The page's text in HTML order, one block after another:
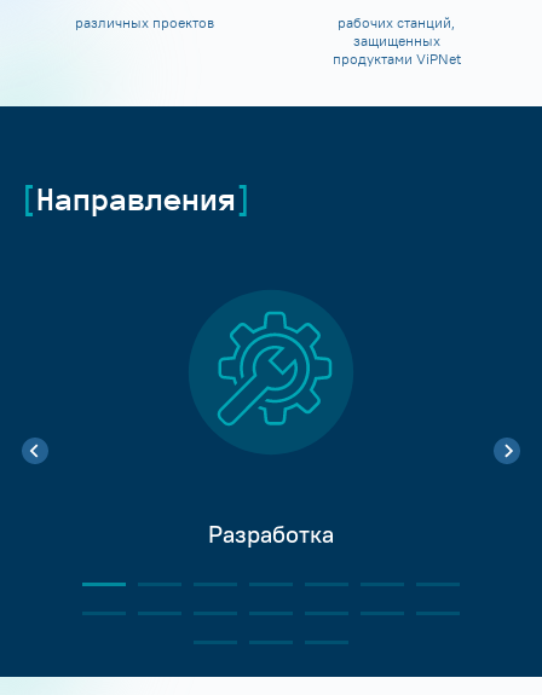
различных проектов
рабочих станций,
защищенных
продуктами ViPNet
Направления
Разработка